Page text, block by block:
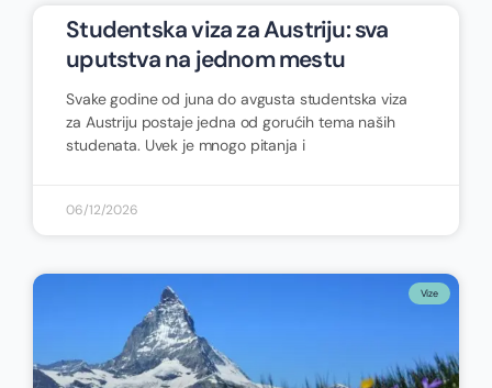
Studentska viza za Austriju: sva
uputstva na jednom mestu
Svake godine od juna do avgusta studentska viza
za Austriju postaje jedna od gorućih tema naših
studenata. Uvek je mnogo pitanja i
06/12/2026
Vize